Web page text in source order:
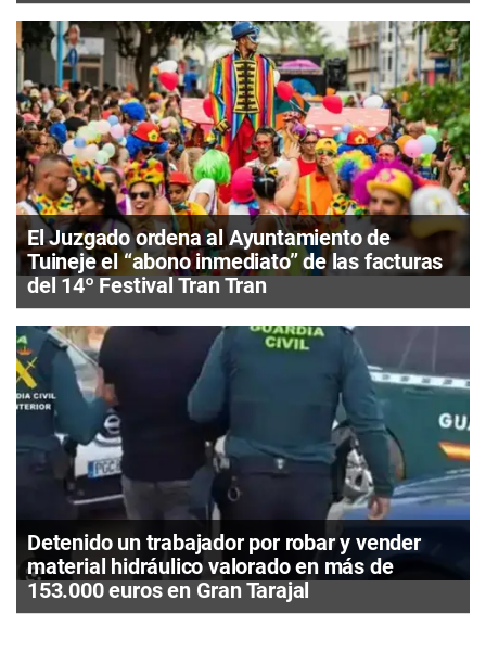
El Juzgado ordena al Ayuntamiento de
Tuineje el “abono inmediato” de las facturas
del 14º Festival Tran Tran
Detenido un trabajador por robar y vender
material hidráulico valorado en más de
153.000 euros en Gran Tarajal